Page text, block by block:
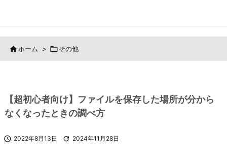
 ホーム > その他
【超初心者向け】ファイルを保存した場所が分から
なくなったときの調べ方
 2022年8月13日  2024年11月28日